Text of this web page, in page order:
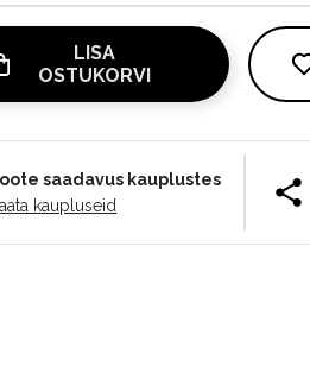
LISA
OSTUKORVI
saadavus kauplustes
kaupluseid